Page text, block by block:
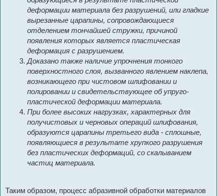
деформации материала без разрушений, или гладкие
вырезанные царапины, сопровождающиеся
отделением тончайшей стружки, причиной
появления которых является пластическая
деформация с разрушением.
Доказано также наличие упрочнения тонкого
поверхностного слоя, вызванного явлением наклепа,
возникающего при чистовом шлифовании и
полировании и свидетельствующее об упруго-
пластической деформации материала.
При более высоких нагрузках, характерных для
получистовых и черновых операций шлифования,
образуются царапины третьего вида - сплошные,
появляющиеся в результате хрупкого разрушения
без пластических деформаций, со скалыванием
частиц материала.
Таким образом, процесс абразивной обработки материалов